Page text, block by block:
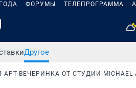
ФОРУМЫ ТЕЛЕПРОГРАММА
Другое
АРТ-ВЕЧЕРИНКА ОТ СТУДИИ